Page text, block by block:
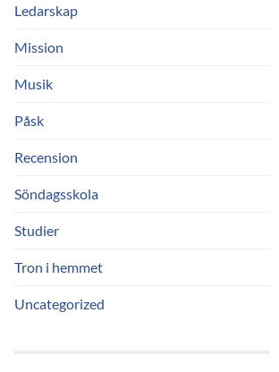
Ledarskap
Mission
Musik
Påsk
Recension
Söndagsskola
Studier
Tron i hemmet
Uncategorized